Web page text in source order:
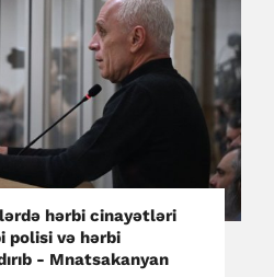
hərbi cinayətləri
polisi və hərbi
- Mnatsakanyan